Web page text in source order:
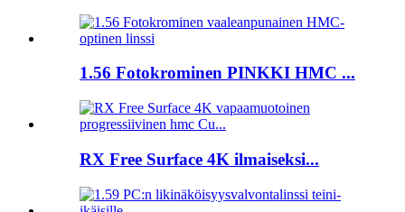
1.56 Fotokrominen PINKKI HMC ...
RX Free Surface 4K ilmaiseksi...